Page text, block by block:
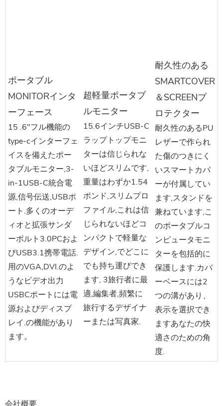
ポータブル
MONITORインタ
ーフェース
15 .6"フル機能の
type-cインターフェ
イスを備えたポー
タブルモニター,3-
in-1USB-C統合電
源,信号伝送,USBポ
ート.多くのオーデ
ィオと拡張サンダ
ーボルト3.0PCおよ
びUSB3.1携帯電話.
用のVGA,DVI.のよ
うなビデオ出力
USBCポートには電
源およびディスプ
レイ.の機能があり
ます。
超軽量ポータブ
ルモニター
15.6インチUSB-C
ラップトップモニ
ターは信じられな
いほどスリムです,
重量はわずか1.54
ポンド,スリムプロ
ファイル,これは信
じられないほどコ
ンパクトで軽量な
デザイン,でどこに
でも持ち運びでき
ます, 3旅行者に最
適,編集者,頻繁に
旅行するデザイナ
ーまたは写真家.
耐久性のある
SMARTCOVER
＆SCREENプ
ロテクター
耐久性のあるPU
レザーで作られ
た傷のつきにく
いスマートカバ
ーが付属してい
ます,スタンドを
兼ねています,こ
のポータブルコ
ンピュータモニ
ターを包括的に
保護します.カバ
ーベースには2
つの溝があり、
表示を選択でき
ますあなたの快
適さのための角
度.